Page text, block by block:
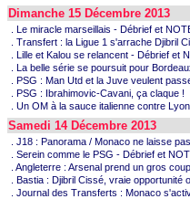
Dimanche 15 Décembre 2013
. Le miracle marseillais - Débrief et
. Transfert : la Ligue 1 s'arrache Djibril
. Lille et Kalou se relancent - Débrief et
. La belle série se poursuit pour
. PSG : Man Utd et la Juve veulent
. PSG : Ibrahimovic-Cavani, ça claque !
. Un OM à la sauce italienne contre
Samedi 14 Décembre 2013
. J18 : Panorama / Monaco ne laisse
. Serein comme le PSG - Débrief et
. Angleterre : Arsenal prend un gros
. Bastia : Djibril Cissé, vraie opportunité
. Journal des Transferts : Monaco